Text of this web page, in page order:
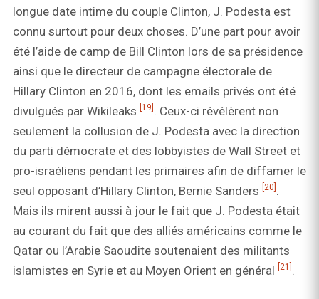
longue date intime du couple Clinton, J. Podesta est
connu surtout pour deux choses. D’une part pour avoir
été l’aide de camp de Bill Clinton lors de sa présidence
ainsi que le directeur de campagne électorale de
Hillary Clinton en 2016, dont les emails privés ont été
divulgués par Wikileaks
[19] . Ceux-ci révélèrent non
seulement la collusion de J. Podesta avec la direction
du parti démocrate et des lobbyistes de Wall Street et
pro-israéliens pendant les primaires afin de diffamer le
seul opposant d’Hillary Clinton, Bernie Sanders [20] .
Mais ils mirent aussi à jour le fait que J. Podesta était
au courant du fait que des alliés américains comme le
Qatar ou l’Arabie Saoudite soutenaient des militants
islamistes en Syrie et au Moyen Orient en général [21] .